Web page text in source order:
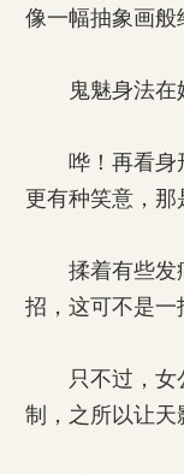
像一幅抽象画般
鬼魅身法在她
哗！再看身形
更有种笑意，那
揉着有些发痛
招，这可不是一
只不过，女公
制，之所以让天